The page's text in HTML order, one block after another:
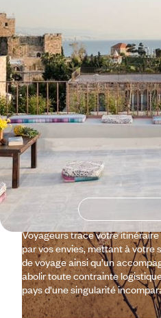
Pourquoi
Voyageursau
De Beyrouth – la ville martyre
de ses décombres pour
peu fantasque du Proche-
sentiers de montagne et les
trempe ses pieds dans la mer
hauteurs du côté de Douma et
Voyageurs trace votre
par vos envies, mettant à votre
de voyage ainsi qu’un
abolir toute contrainte
pays d'une singularité